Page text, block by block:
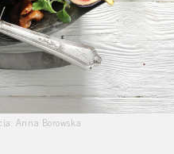
Anna Borowska